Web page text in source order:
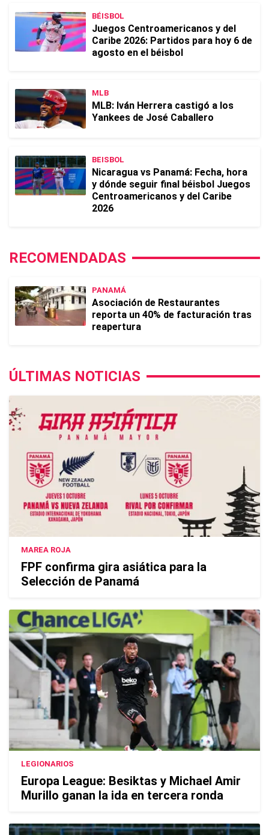
BÉISBOL
Juegos Centroamericanos y del
Caribe 2026: Partidos para hoy 6 de
agosto en el béisbol
MLB
MLB: Iván Herrera castigó a los
Yankees de José Caballero
BEISBOL
Nicaragua vs Panamá: Fecha, hora
y dónde seguir final béisbol Juegos
Centroamericanos y del Caribe
2026
RECOMENDADAS
PANAMÁ
Asociación de Restaurantes
reporta un 40% de facturación tras
reapertura
ÚLTIMAS NOTICIAS
MAREA ROJA
FPF confirma gira asiática para la
Selección de Panamá
LEGIONARIOS
Europa League: Besiktas y Michael Amir
Murillo ganan la ida en tercera ronda